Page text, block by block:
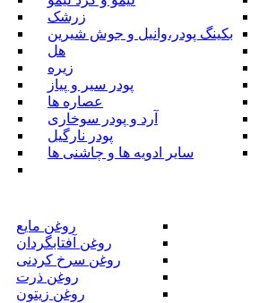
زرشک
بکینگ پودر،وانیل و جوش شیرین
هل
زیره
پودر سیر و پیاز
عصاره ها
آرد و پودر سوخاری
پودر نارگیل
سایر ادویه ها و چاشنی ها
روغن مایع
روغن آفتابگردان
روغن سرخ کردنی
روغن ذرت
روغن زیتون